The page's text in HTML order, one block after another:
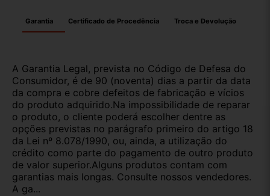
Garantia Certificado de Procedência Troca e Devolução
A Garantia Legal, prevista no Código de Defesa do
Consumidor, é de 90 (noventa) dias a partir da data
da compra e cobre defeitos de fabricação e vícios
do produto adquirido.Na impossibilidade de reparar
o produto, o cliente poderá escolher dentre as
opções previstas no parágrafo primeiro do artigo 18
da Lei nº 8.078/1990, ou, ainda, a utilização do
crédito como parte do pagamento de outro produto
de valor superior.Alguns produtos contam com
garantias mais longas. Consulte nossos vendedores.
A ga...